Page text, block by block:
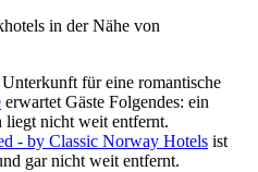
in der Nähe von
für eine romantische
erwartet Gäste Folgendes: ein
liegt nicht weit entfernt.
- by Classic Norway Hotels ist
gar nicht weit entfernt.